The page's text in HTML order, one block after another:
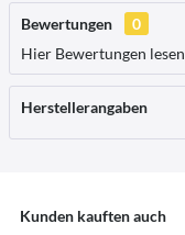
Bewertungen
0
Hier Bewertungen lesen
Herstellerangaben
Kunden kauften auch